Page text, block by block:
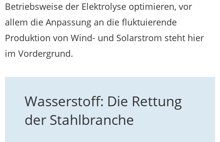
Betriebsweise der Elektrolyse optimieren, vor
allem die Anpassung an die fluktuierende
Produktion von Wind- und Solarstrom steht hier
im Vordergrund.
Wasserstoff: Die Rettung
der Stahlbranche